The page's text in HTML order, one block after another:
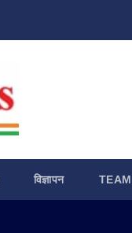
विज्ञापन TEAM